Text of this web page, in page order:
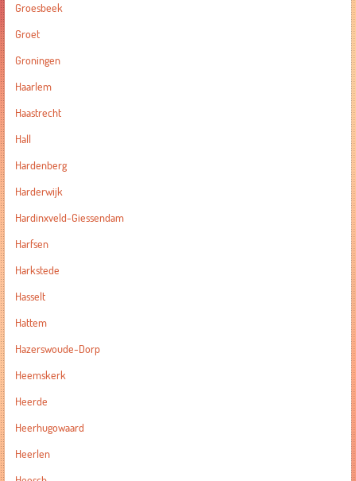
Groesbeek
Groet
Groningen
Haarlem
Haastrecht
Hall
Hardenberg
Harderwijk
Hardinxveld-Giessendam
Harfsen
Harkstede
Hasselt
Hattem
Hazerswoude-Dorp
Heemskerk
Heerde
Heerhugowaard
Heerlen